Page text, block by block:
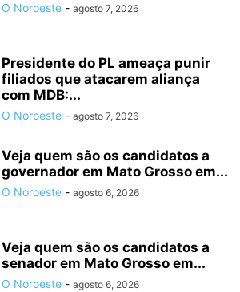
O Noroeste - agosto 7, 2026
Presidente do PL ameaça punir
filiados que atacarem aliança
com MDB:...
O Noroeste - agosto 7, 2026
Veja quem são os candidatos a
governador em Mato Grosso em...
O Noroeste - agosto 6, 2026
Veja quem são os candidatos a
senador em Mato Grosso em...
O Noroeste - agosto 6, 2026